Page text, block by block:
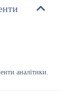
аналітики.